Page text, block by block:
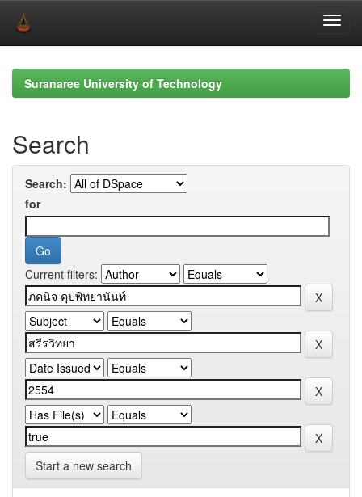
navigationSuranaree University of Technology
Search
Search:
for
Current filters:
Start a new search